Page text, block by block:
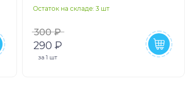
Остаток на складе: 3 шт
300 ₽
290 ₽
за1 шт